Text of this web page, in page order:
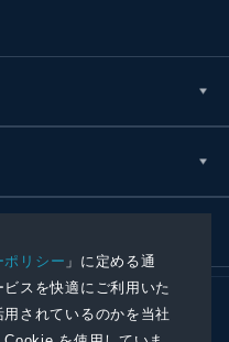
ポリシー 」に定める通
スを快適にご利用いた
されているのかを当社